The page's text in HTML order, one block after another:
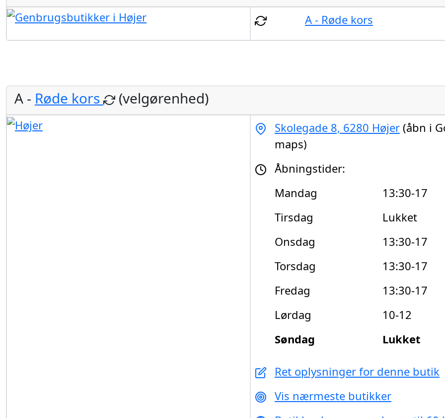
A - Røde kors
A - Røde kors (velgørenhed)
Skolegade 8, 6280 Højer (åbn i
maps)
Åbningstider:
Mandag
13:30-17
Tirsdag
Lukket
Onsdag
13:30-17
Torsdag
13:30-17
Fredag
13:30-17
Lørdag
10-12
Søndag
Lukket
Ret oplysninger for denne butik
Vis nærmeste butikker